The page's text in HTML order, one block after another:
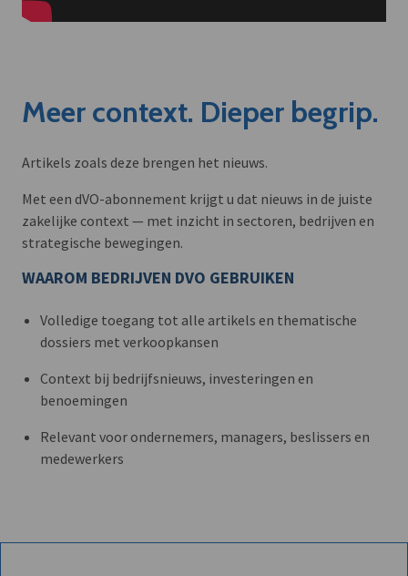
Meer context. Dieper begrip.
Artikels zoals deze brengen het nieuws.
Met een dVO-abonnement krijgt u dat nieuws in de juiste
zakelijke context — met inzicht in sectoren, bedrijven en
strategische bewegingen.
WAAROM BEDRIJVEN DVO GEBRUIKEN
Volledige toegang tot alle artikels en thematische
dossiers met verkoopkansen
Context bij bedrijfsnieuws, investeringen en
benoemingen
Relevant voor ondernemers, managers, beslissers en
medewerkers